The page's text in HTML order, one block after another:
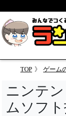
TOP ゲーム
ニンテ
ムソフ